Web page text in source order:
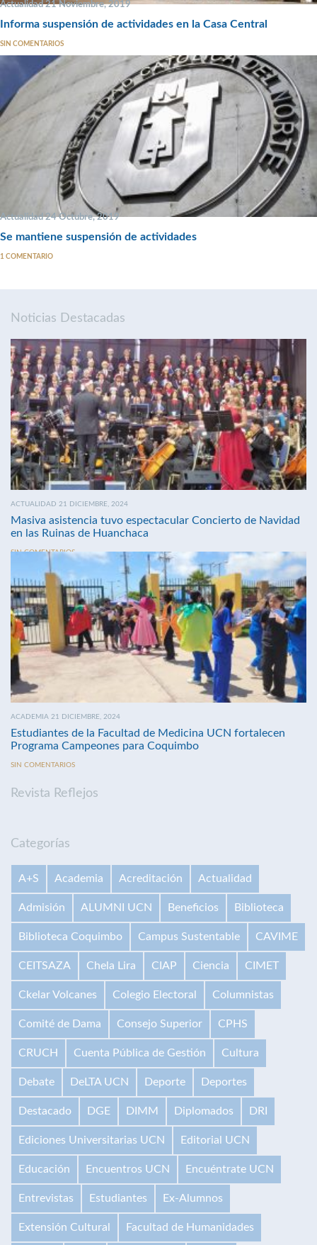
Actualidad 21 Noviembre, 2019
Informa suspensión de actividades en la Casa Central
SIN COMENTARIOS
Actualidad 24 Octubre, 2019
Se mantiene suspensión de actividades
1 COMENTARIO
Noticias Destacadas
ACTUALIDAD 21 DICIEMBRE, 2024
Masiva asistencia tuvo espectacular Concierto de Navidad
en las Ruinas de Huanchaca
SIN COMENTARIOS
ACADEMIA 21 DICIEMBRE, 2024
Estudiantes de la Facultad de Medicina UCN fortalecen
Programa Campeones para Coquimbo
SIN COMENTARIOS
Revista Reflejos
Categorías
A+S Academia Acreditación Actualidad
Admisión ALUMNI UCN Beneficios Biblioteca
Biblioteca Coquimbo Campus Sustentable CAVIME
CEITSAZA Chela Lira CIAP Ciencia CIMET
Ckelar Volcanes Colegio Electoral Columnistas
Comité de Dama Consejo Superior CPHS
CRUCH Cuenta Pública de Gestión Cultura
Debate DeLTA UCN Deporte Deportes
Destacado DGE DIMM Diplomados DRI
Ediciones Universitarias UCN Editorial UCN
Educación Encuentros UCN Encuéntrate UCN
Entrevistas Estudiantes Ex-Alumnos
Extensión Cultural Facultad de Humanidades